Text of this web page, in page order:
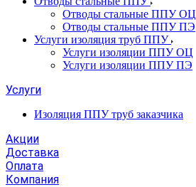
Отводы стальные ППУ ОЦ
Отводы стальные ППУ ПЭ
Услуги изоляция труб ППУ
Услуги изоляции ППУ ОЦ
Услуги изоляции ППУ ПЭ
Услуги
Изоляция ППУ труб заказчика
Акции
Доставка
Оплата
Компания